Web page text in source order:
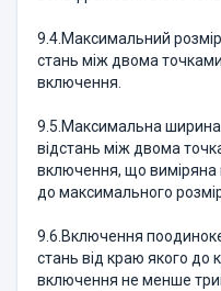
9.4.Максимальний
стань між дво­ма
включення.
9.5.Максимальна
відстань між дво­ма
включення, що виміряна
до максимального
9.6.Включення
стань від краю якого до
включення не менше